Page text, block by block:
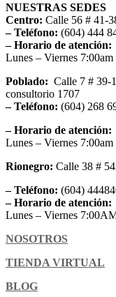
NUESTRAS SEDES
Centro: Calle 56 # 41-
– Teléfono: (604) 444
– Horario de atención:
Lunes – Viernes
Poblado: Calle 7 # 39-
consultorio 1707
– Teléfono: (604) 268
– Horario de atención:
Lunes – Viernes
Rionegro: Calle 38 #
– Teléfono: (604)
– Horario de atención:
Lunes – Viernes
NOSOTROS
TIENDA VIRTUAL
BLOG